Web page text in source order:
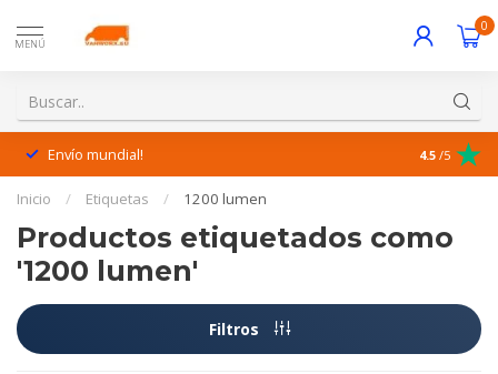
MENÚ
0
Envío mundial! ¡Excelente
4.5 /5
Inicio / Etiquetas / 1200 lumen
Productos etiquetados como
'1200 lumen'
Filtros